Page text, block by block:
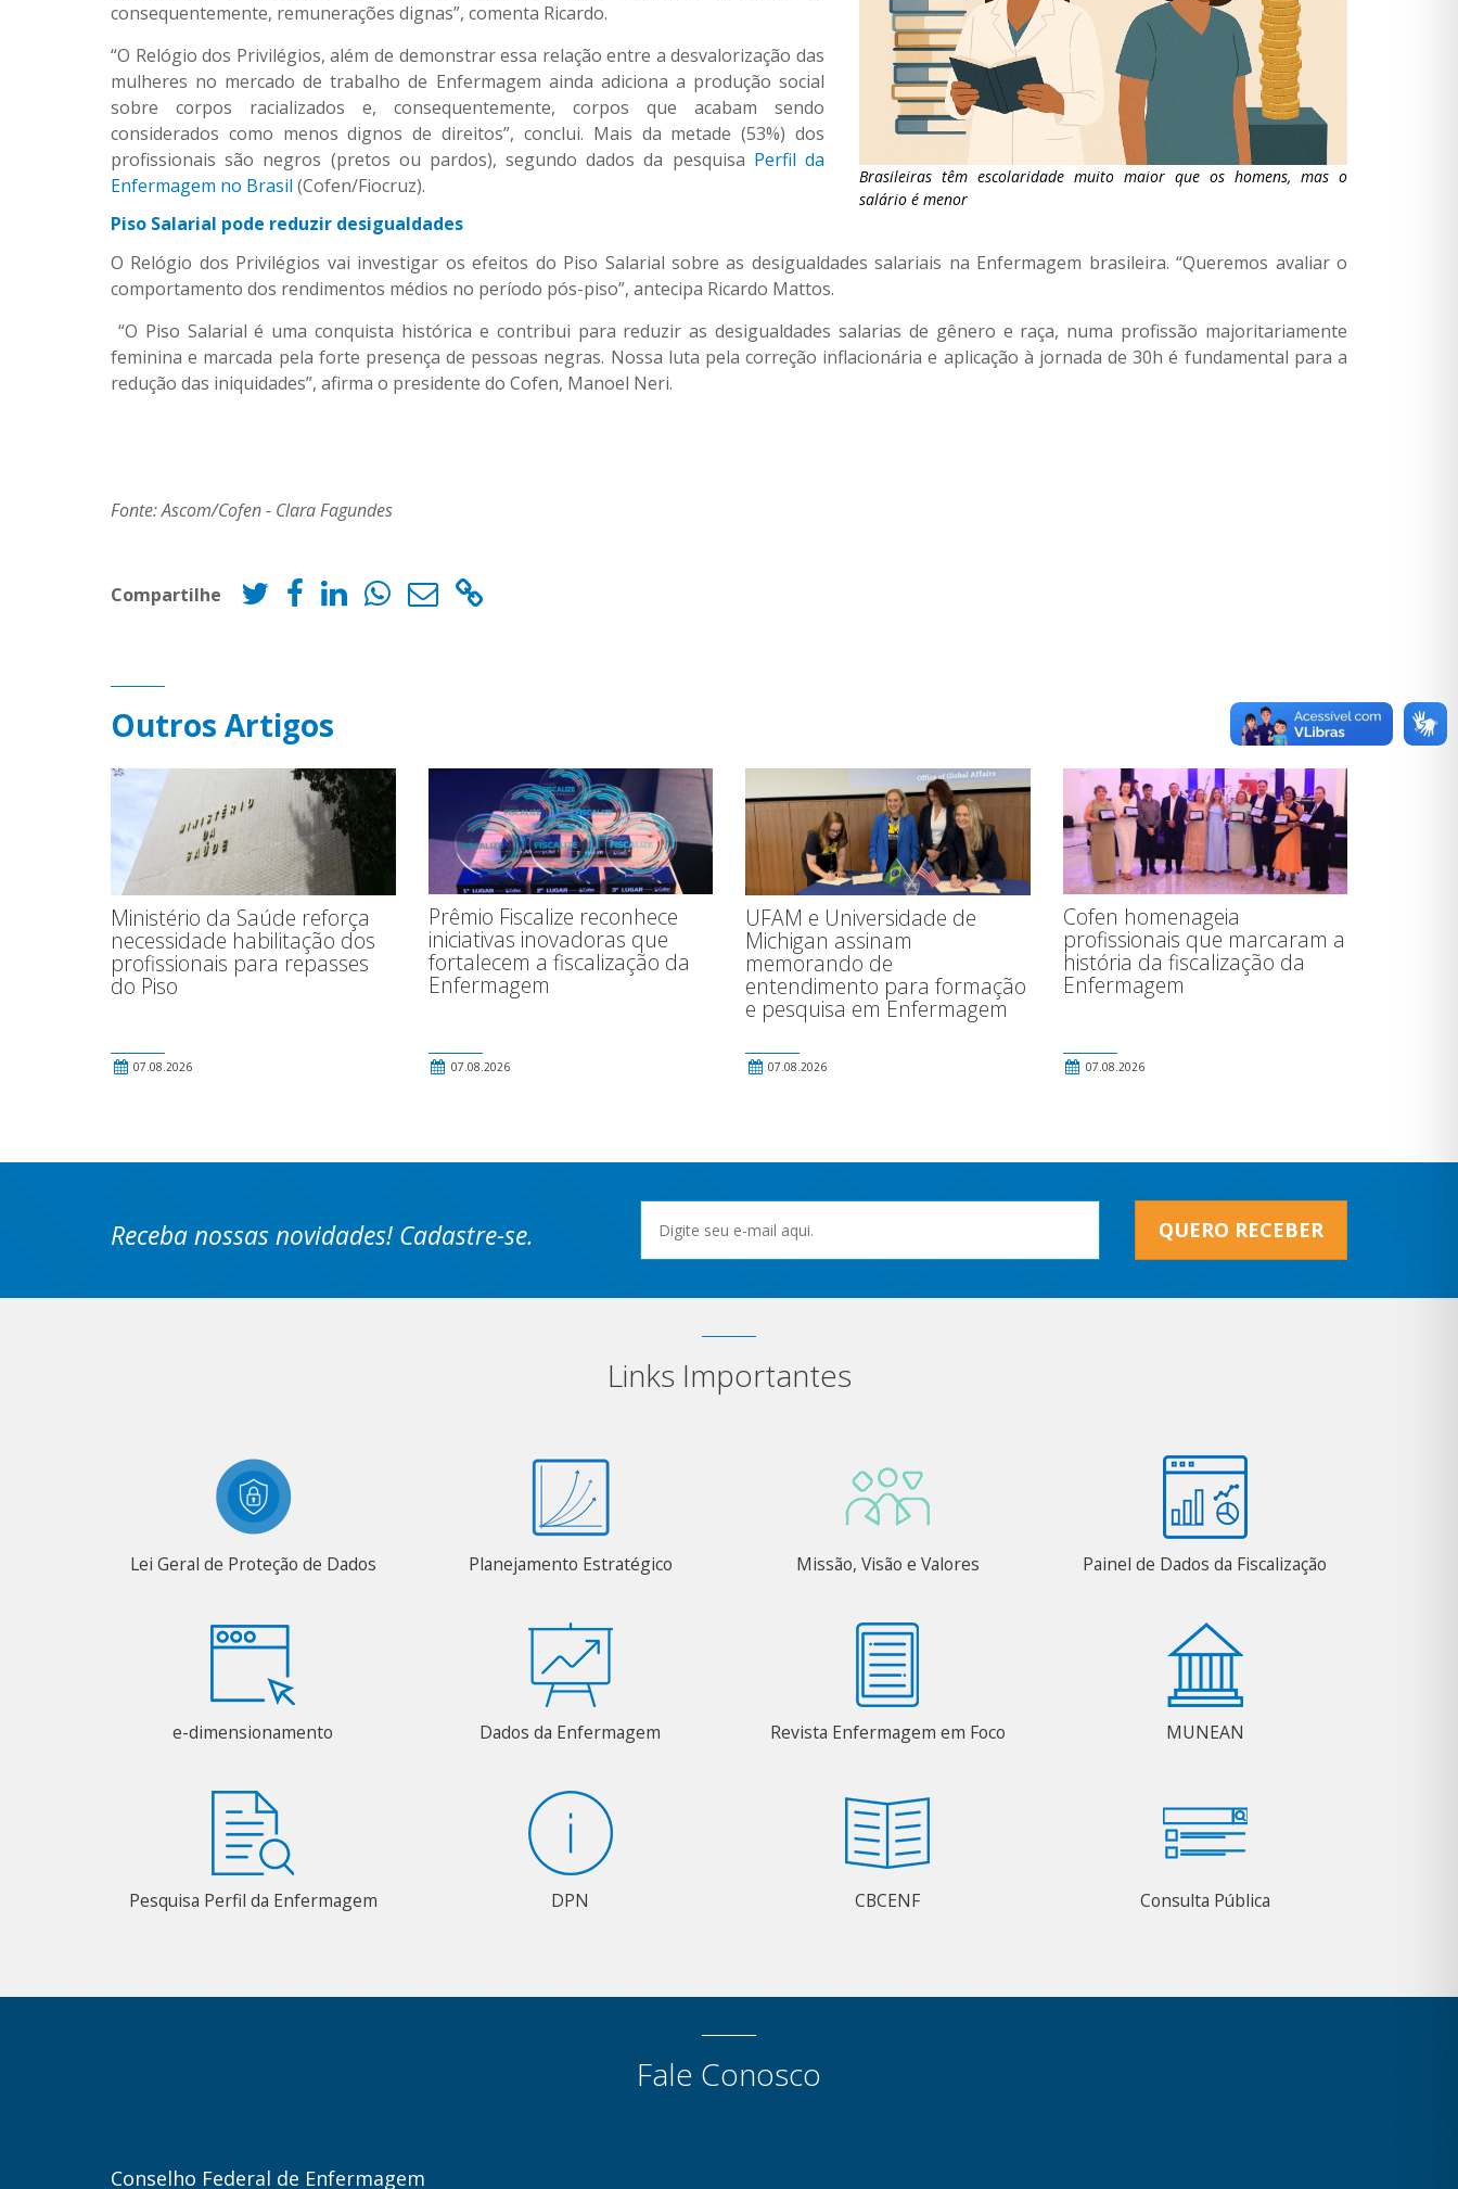
Brasileiras têm escolaridade muito maior que os homens, mas o
salário é menor
consequentemente, remunerações dignas”, comenta Ricardo.
“O Relógio dos Privilégios, além de demonstrar essa relação entre a desvalorização das
mulheres no mercado de trabalho de Enfermagem ainda adiciona a produção social
sobre corpos racializados e, consequentemente, corpos que acabam sendo
considerados como menos dignos de direitos”, conclui. Mais da metade (53%) dos
profissionais são negros (pretos ou pardos), segundo dados da pesquisa Perfil da
Enfermagem no Brasil (Cofen/Fiocruz).
Piso Salarial pode reduzir desigualdades
O Relógio dos Privilégios vai investigar os efeitos do Piso Salarial sobre as desigualdades salariais na Enfermagem brasileira. “Queremos avaliar o
comportamento dos rendimentos médios no período pós-piso”, antecipa Ricardo Mattos.
“O Piso Salarial é uma conquista histórica e contribui para reduzir as desigualdades salarias de gênero e raça, numa profissão majoritariamente
feminina e marcada pela forte presença de pessoas negras. Nossa luta pela correção inflacionária e aplicação à jornada de 30h é fundamental para a
redução das iniquidades”, afirma o presidente do Cofen, Manoel Neri.
Fonte: Ascom/Cofen - Clara Fagundes
Compartilhe
Outros Artigos
Ministério da Saúde reforça
necessidade habilitação dos
profissionais para repasses
do Piso
07.08.2026
Prêmio Fiscalize reconhece
iniciativas inovadoras que
fortalecem a fiscalização da
Enfermagem
07.08.2026
UFAM e Universidade de
Michigan assinam
memorando de
entendimento para formação
e pesquisa em Enfermagem
07.08.2026
Cofen homenageia
profissionais que marcaram a
história da fiscalização da
Enfermagem
07.08.2026
Receba nossas novidades! Cadastre-se. QUERO RECEBER
Links Importantes
Lei Geral de Proteção de Dados Planejamento Estratégico Missão, Visão e Valores Painel de Dados da Fiscalização
e-dimensionamento Dados da Enfermagem Revista Enfermagem em Foco MUNEAN
Pesquisa Perfil da Enfermagem DPN CBCENF Consulta Pública
Fale Conosco
Conselho Federal de Enfermagem